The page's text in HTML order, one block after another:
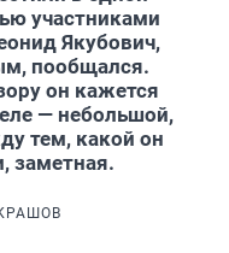
участниками
Якубович,
пообщался.
он кажется
— небольшой,
тем, какой он
заметная.